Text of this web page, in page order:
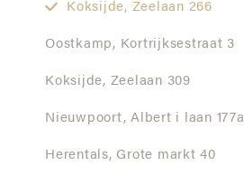
Koksijde, Zeelaan 266
Oostkamp, Kortrijksestraat 3
Koksijde, Zeelaan 309
Nieuwpoort, Albert i laan 177a
Herentals, Grote markt 40